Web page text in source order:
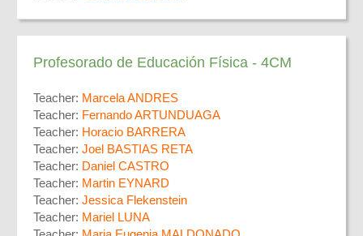
Profesorado de Educación Física - 4CM
Teacher: Marcela ANDRES
Teacher: Fernando ARTUNDUAGA
Teacher: Horacio BARRERA
Teacher: Joel BASTIAS RETA
Teacher: Daniel CASTRO
Teacher: Martin EYNARD
Teacher: Jessica Flekenstein
Teacher: Mariel LUNA